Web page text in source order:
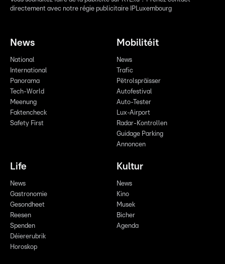
directement avec notre régie publicitaire IPLuxembourg
News
National
International
Panorama
Tech-World
Meenung
Faktencheck
Safety First
Mobilitéit
News
Trafic
Pëtrolspräisser
Autofestival
Auto-Tester
Lux-Airport
Radar-Kontrollen
Guidage Parking
Annoncen
Life
News
Gastronomie
Gesondheet
Reesen
Spenden
Déiererubrik
Horoskop
Kultur
News
Kino
Musek
Bicher
Agenda